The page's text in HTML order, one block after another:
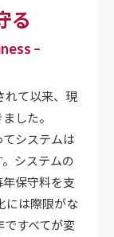
る
–
れて以来、現
した。
システムは
システムの
保守料を支
には際限がな
すべてが変